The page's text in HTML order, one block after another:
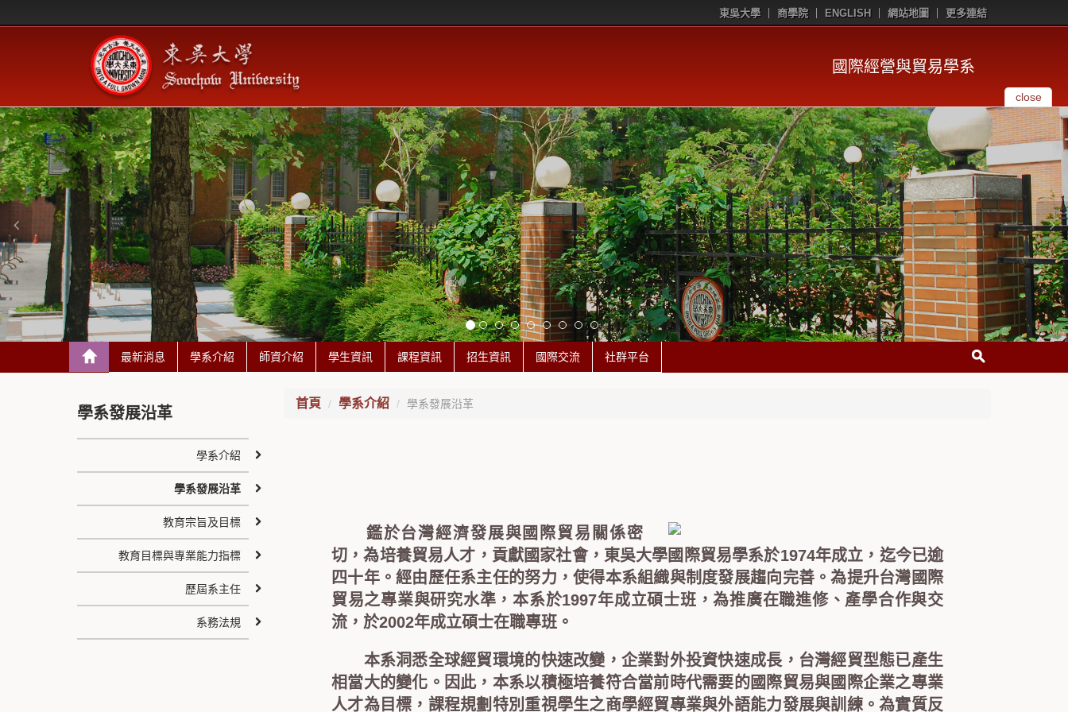
東吳大學 商學院 ENGLISH 網站地圖 更多連結
國際經營與貿易學系
close
最新消息 學系介紹 師資介紹 學生資訊 課程資訊 招生資訊 國際交流 社群平台
首頁 學系介紹 學系發展沿革
鑑於台灣經濟發展與國際貿易關係密
切，為培養貿易人才，貢獻國家社會，東吳大學國際貿易學系於1974年成立，迄今已逾
四十年。經由歷任系主任的努力，使得本系組織與制度發展趨向完善。為提升台灣國際
貿易之專業與研究水準，本系於1997年成立碩士班，為推廣在職進修、產學合作與交
流，於2002年成立碩士在職專班。
本系洞悉全球經貿環境的快速改變，企業對外投資快速成長，台灣經貿型態已產生
相當大的變化。因此，本系以積極培養符合當前時代需要的國際貿易與國際企業之專業
人才為目標，課程規劃特別重視學生之商學經貿專業與外語能力發展與訓練。為實質反
學系發展沿革
學系介紹
學系發展沿革
教育宗旨及目標
教育目標與專業能力指標
歷屆系主任
系務法規